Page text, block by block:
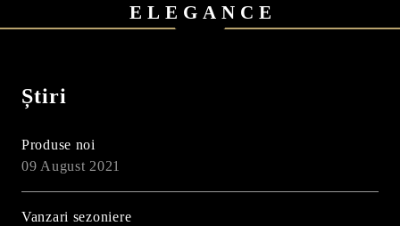
ELEGANCE
Știri
Produse noi
09 August 2021
Vanzari sezoniere